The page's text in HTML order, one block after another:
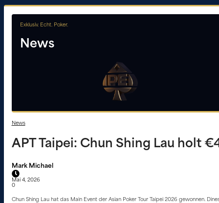
Exklusiv. Echt. Poker.
News
News
APT Taipei: Chun Shing Lau holt
Mark Michael
Mai 4, 2026
0
Chun Shing Lau hat das Main Event der Asian Poker Tour Taipei 2026 gewonnen.